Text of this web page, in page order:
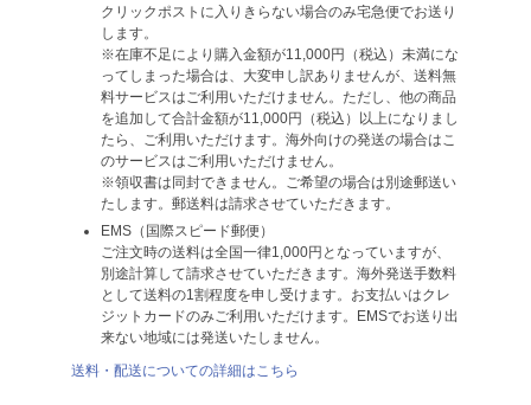
クリックポストに入りきらない場合のみ宅急便でお送り
します。
※在庫不足により購入金額が11,000円（税込）未満にな
ってしまった場合は、大変申し訳ありませんが、送料無
料サービスはご利用いただけません。ただし、他の商品
を追加して合計金額が11,000円（税込）以上になりまし
たら、ご利用いただけます。海外向けの発送の場合はこ
のサービスはご利用いただけません。
※領収書は同封できません。ご希望の場合は別途郵送い
たします。郵送料は請求させていただきます。
EMS（国際スピード郵便）
ご注文時の送料は全国一律1,000円となっていますが、
別途計算して請求させていただきます。海外発送手数料
として送料の1割程度を申し受けます。お支払いはクレ
ジットカードのみご利用いただけます。EMSでお送り出
来ない地域には発送いたしません。
送料・配送についての詳細はこちら